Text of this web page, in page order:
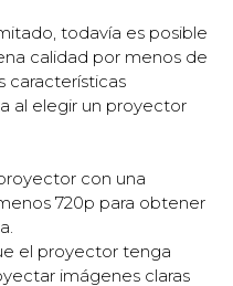
todavía es posible
calidad por menos de
características
al elegir un proyector
con una
720p para obtener
el proyector tenga
imágenes claras